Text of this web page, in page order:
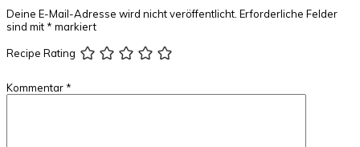
Deine E-Mail-Adresse wird nicht veröffentlicht. Erforderliche Felder
sind mit * markiert
Recipe Rating
Kommentar *